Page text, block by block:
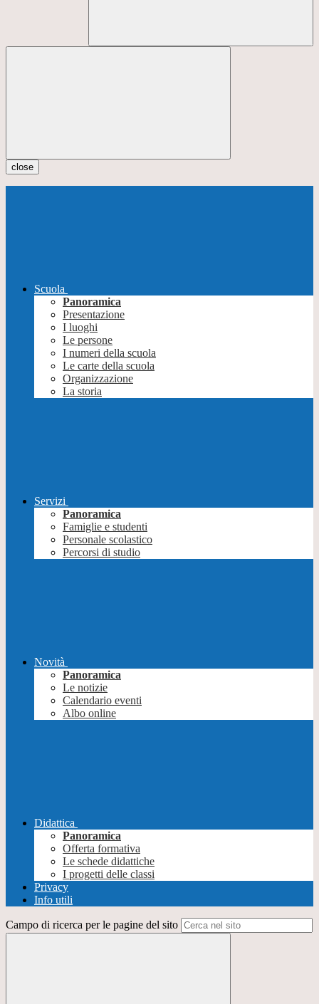
close
Scuola
Panoramica
Presentazione
I luoghi
Le persone
I numeri della scuola
Le carte della scuola
Organizzazione
La storia
Servizi
Panoramica
Famiglie e studenti
Personale scolastico
Percorsi di studio
Novità
Panoramica
Le notizie
Calendario eventi
Albo online
Didattica
Panoramica
Offerta formativa
Le schede didattiche
I progetti delle classi
Privacy
Info utili
Campo di ricerca per le pagine del sito